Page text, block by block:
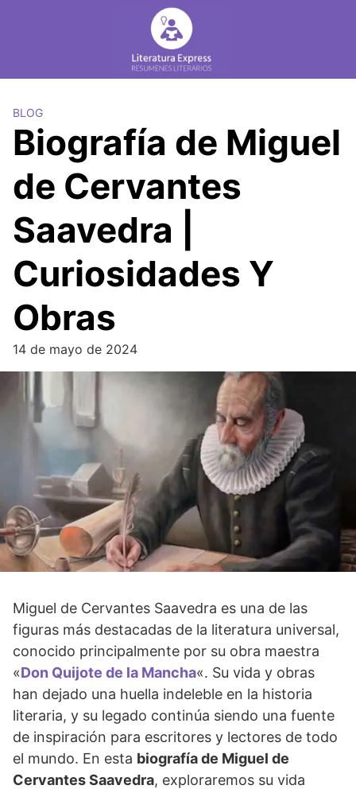
BLOG
Biografía de Miguel
de Cervantes
Saavedra |
Curiosidades Y
Obras
14 de mayo de 2024
Miguel de Cervantes Saavedra es una de las
figuras más destacadas de la literatura universal,
conocido principalmente por su obra maestra
«Don Quijote de la Mancha«. Su vida y obras
han dejado una huella indeleble en la historia
literaria, y su legado continúa siendo una fuente
de inspiración para escritores y lectores de todo
el mundo. En esta biografía de Miguel de
Cervantes Saavedra, exploraremos su vida